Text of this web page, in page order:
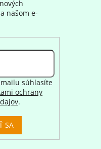
našom e-
súhlasíte
ochrany
.
SA